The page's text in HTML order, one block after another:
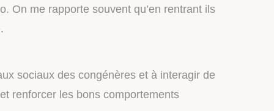
On me rapporte souvent qu’en rentrant ils
sociaux des congénères et à interagir de
renforcer les bons comportements